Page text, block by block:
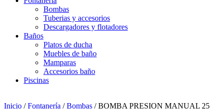
Bombas
Tuberias y accesorios
Descargadores y flotadores
Baños
Platos de ducha
Muebles de baño
Mamparas
Accesorios baño
Piscinas
Inicio /Fontanería /Bombas / BOMBA PRESION MANUAL 25